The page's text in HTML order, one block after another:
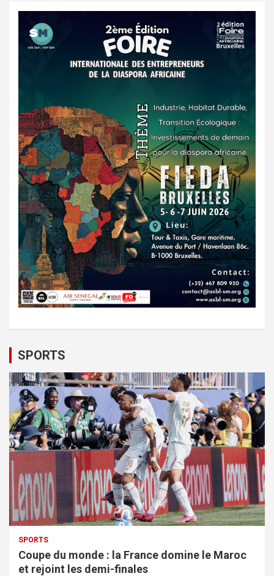
SPORTS
SPORTS
Coupe du monde : la France domine le Maroc
et rejoint les demi-finales